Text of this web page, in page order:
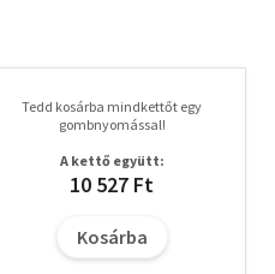
Tedd kosárba mindkettőt egy
gombnyomással!
A kettő együtt:
10 527 Ft
Kosárba